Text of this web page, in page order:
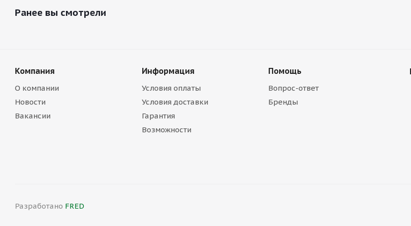
Ранее вы смотрели
Компания
О компании
Новости
Вакансии
Информация
Условия оплаты
Условия доставки
Гарантия
Возможности
Помощь
Вопрос-ответ
Бренды
Разработано FRED